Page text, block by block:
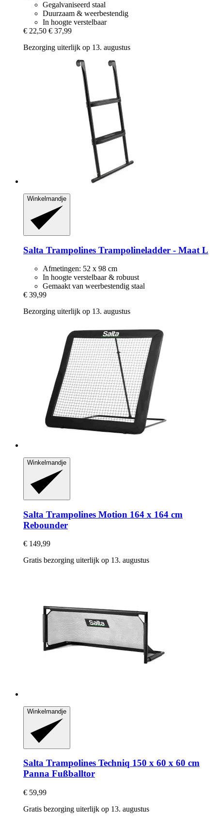
Gegalvaniseerd staal
Duurzaam & weerbestendig
In hoogte verstelbaar
€ 22,50 € 37,99
Bezorging uiterlijk op 13. augustus
Winkelmandje
Salta Trampolines Trampolineladder -​ Maat L
Afmetingen: 52 x 98 cm
In hoogte verstelbaar & robuust
Gemaakt van weerbestendig staal
€ 39,99
Bezorging uiterlijk op 13. augustus
Winkelmandje
Salta Trampolines Motion 164 x 164 cm
Rebounder
€ 149,99
Gratis bezorging uiterlijk op 13. augustus
Winkelmandje
Salta Trampolines Techniq 150 x 60 x 60 cm
Panna Fußballtor
€ 59,99
Gratis bezorging uiterlijk op 13. augustus